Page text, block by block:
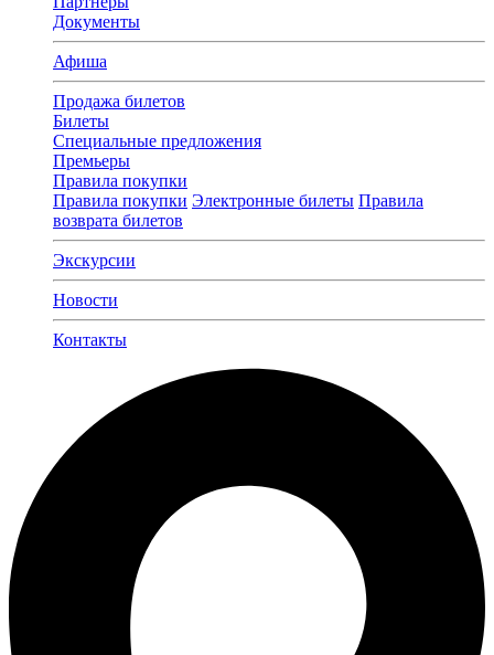
Документы
Афиша
Продажа билетов
Билеты
Специальные предложения
Премьеры
Правила покупки
Правила покупки Электронные билеты Правила
возврата билетов
Экскурсии
Новости
Контакты